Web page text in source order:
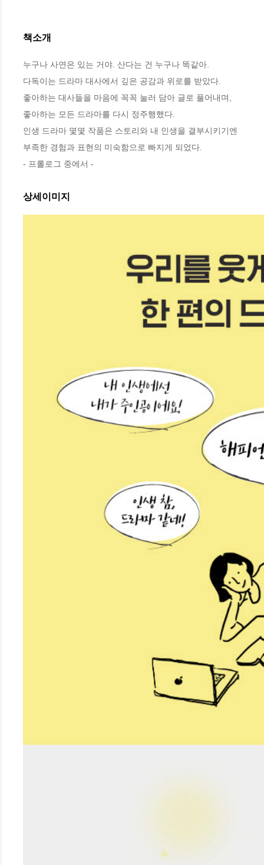
책소개
누구나 사연은 있는 거야. 산다는 건 누구나 똑같아.
다독이는 드라마 대사에서 깊은 공감과 위로를 받았다.
좋아하는 대사들을 마음에 꼭꼭 눌러 담아 글로 풀어내며,
좋아하는 모든 드라마를 다시 정주행했다.
인생 드라마 몇몇 작품은 스토리와 내 인생을 결부시키기엔
부족한 경험과 표현의 미숙함으로 빠지게 되었다.
- 프롤로그 중에서 -
상세이미지